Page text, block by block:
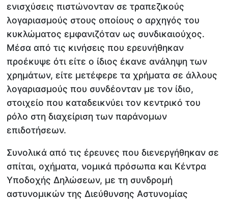
ενισχύσεις πιστώνονταν σε τραπεζικούς
λογαριασμούς στους οποίους ο αρχηγός του
κυκλώματος εμφανιζόταν ως συνδικαιούχος.
Μέσα από τις κινήσεις που ερευνήθηκαν
προέκυψε ότι είτε ο ίδιος έκανε ανάληψη των
χρημάτων, είτε μετέφερε τα χρήματα σε άλλους
λογαριασμούς που συνδέονταν με τον ίδιο,
στοιχείο που καταδεικνύει τον κεντρικό του
ρόλο στη διαχείριση των παράνομων
επιδοτήσεων.
Συνολικά από τις έρευνες που διενεργήθηκαν σε
σπίται, οχήματα, νομικά πρόσωπα και Κέντρα
Υποδοχής Δηλώσεων, με τη συνδρομή
αστυνομικών της Διεύθυνσης Αστυνομίας